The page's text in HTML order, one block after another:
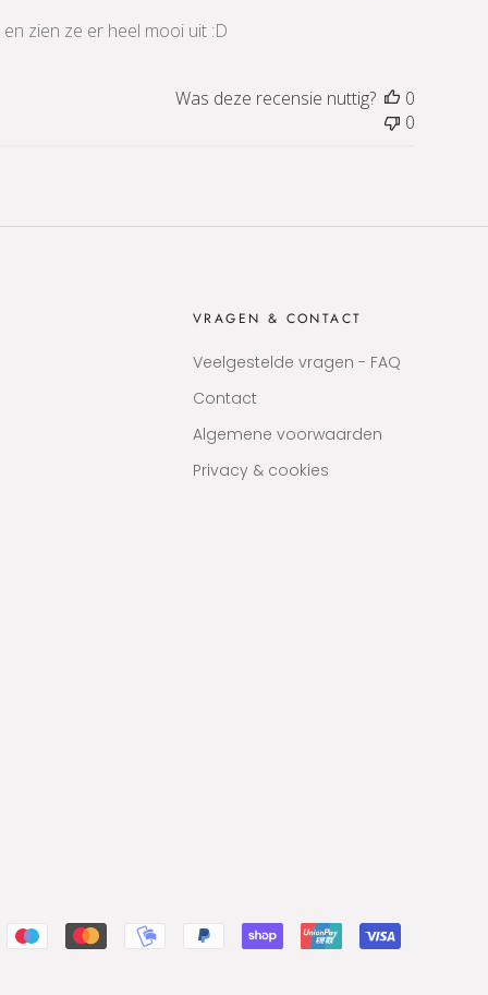
zien ze er heel mooi uit :D
Was deze recensie nuttig?
0
0
VRAGEN & CONTACT
Veelgestelde vragen - FAQ
Contact
Algemene voorwaarden
Privacy & cookies